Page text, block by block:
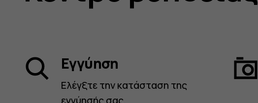
Εγγύηση
Ελέγξτε την κατάσταση της
εγγύησής σας.